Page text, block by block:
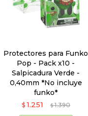
Protectores para Funko
Pop - Pack x10 -
Salpicadura Verde -
0,40mm *No incluye
funko*
$ 1.251 $ 1.390